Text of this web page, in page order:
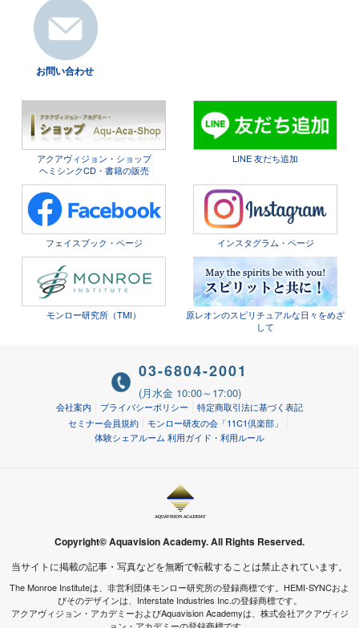
お問い合わせ
アクアヴィジョン・ショップ
ヘミシンクCD・書籍の販売
LINE 友だち追加
フェイスブック・ページ インスタグラム・ページ
モンロー研究所（TMI）
原レオンのスピリチュアルな日々をめざ
して
会社案内 プライバシーポリシー
特定商取引法に基づく表記
セミナー会員規約
モンロー研友の会「11C1倶楽部」
体験シェアルーム 利用ガイド・利用ルール
03-6804-2001
(月水金 10:00～17:00)
Copyright© Aquavision Academy. All Rights Reserved.
当サイトに掲載の記事・写真などを無断で転載することは禁止されています。
The Monroe Instituteは、非営利団体モンロー研究所の登録商標です。HEMI-SYNCおよ
びそのデザインは、Interstate Industries Inc.の登録商標です。
アクアヴィジョン・アカデミーおよびAquavision Academyは、株式会社アクアヴィジ